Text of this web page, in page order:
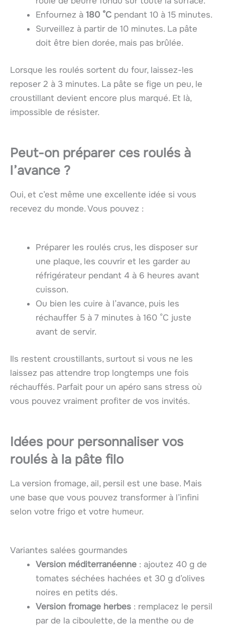
Enfournez à 180 °C pendant 10 à 15 minutes.
Surveillez à partir de 10 minutes. La pâte
doit être bien dorée, mais pas brûlée.
Lorsque les roulés sortent du four, laissez-les
reposer 2 à 3 minutes. La pâte se fige un peu, le
croustillant devient encore plus marqué. Et là,
impossible de résister.
Peut-on préparer ces roulés à
l’avance ?
Oui, et c’est même une excellente idée si vous
recevez du monde. Vous pouvez :
Préparer les roulés crus, les disposer sur
une plaque, les couvrir et les garder au
réfrigérateur pendant 4 à 6 heures avant
cuisson.
Ou bien les cuire à l’avance, puis les
réchauffer 5 à 7 minutes à 160 °C juste
avant de servir.
Ils restent croustillants, surtout si vous ne les
laissez pas attendre trop longtemps une fois
réchauffés. Parfait pour un apéro sans stress où
vous pouvez vraiment profiter de vos invités.
Idées pour personnaliser vos
roulés à la pâte filo
La version fromage, ail, persil est une base. Mais
une base que vous pouvez transformer à l’infini
selon votre frigo et votre humeur.
Variantes salées gourmandes
Version méditerranéenne : ajoutez 40 g de
tomates séchées hachées et 30 g d’olives
noires en petits dés.
Version fromage herbes : remplacez le persil
par de la ciboulette, de la menthe ou de